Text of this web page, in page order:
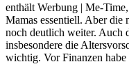
enthält Werbung | Me-
Mamas essentiell. Aber die
noch deutlich weiter. Auch
insbesondere die
wichtig. Vor Finanzen